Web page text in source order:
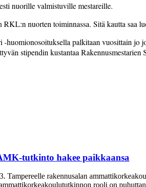
nuorille valmistuville mestareille.
nuorten toiminnassa. Sitä kautta saa
palkitaan vuosittain jo
stipendin kustantaa Rakennusmestarien
tutkinto hakee paikkaansa
Tampereelle rakennusalan
rooli on